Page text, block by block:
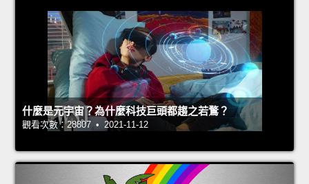
什麼是元宇宙？為什麼科技巨頭都趨之若鶩？
觀看次數：28807 • 2021-11-12